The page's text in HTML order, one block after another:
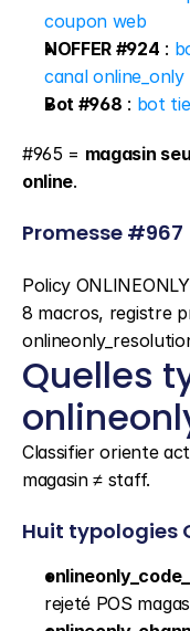
coupon web
NOFFER #924 :
canal online_only
Bot #968 : bot
#965 = magasin
online.
Promesse #967
Policy
8 macros, registre
Quelles
Classifier oriente
magasin ≠ staff.
Huit typologies
rejeté POS